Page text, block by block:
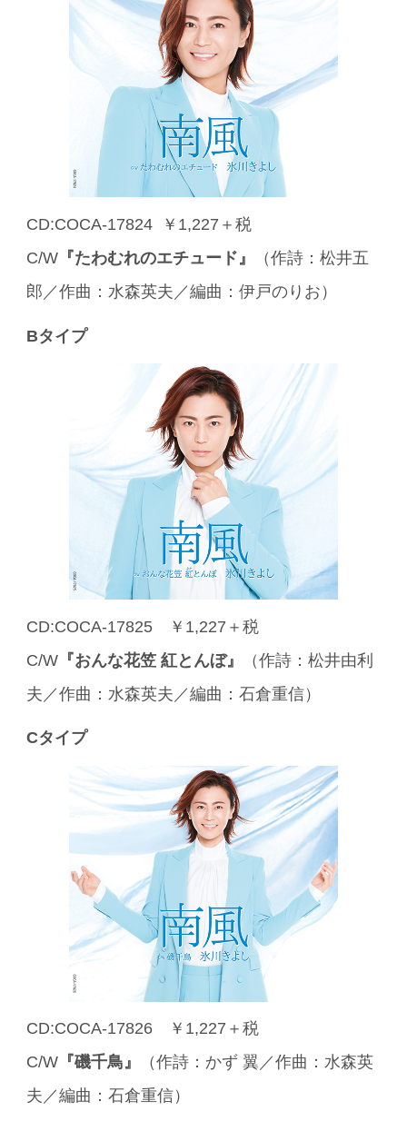
CD:COCA-17824 ￥1,227＋税
C/W 『たわむれのエチュード』
（作詩：松井五
郎／作曲：水森英夫／編曲：伊戸のりお）
Bタイプ
CD:COCA-17825 ￥1,227＋税
C/W 『おんな花笠 紅とんぼ』
（作詩：松井由利
夫／作曲：水森英夫／編曲：石倉重信）
Cタイプ
CD:COCA-17826 ￥1,227＋税
C/W 『磯千鳥』
（作詩：かず 翼／作曲：水森英
夫／編曲：石倉重信）